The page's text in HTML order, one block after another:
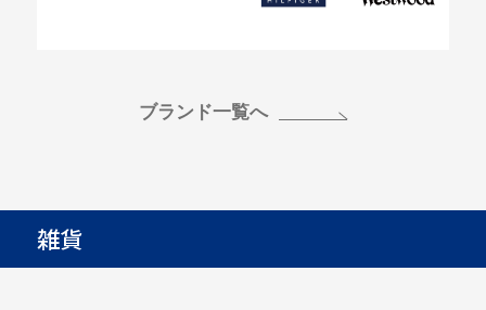
ブランド一覧へ
雑貨